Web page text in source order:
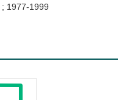
; 1977-1999